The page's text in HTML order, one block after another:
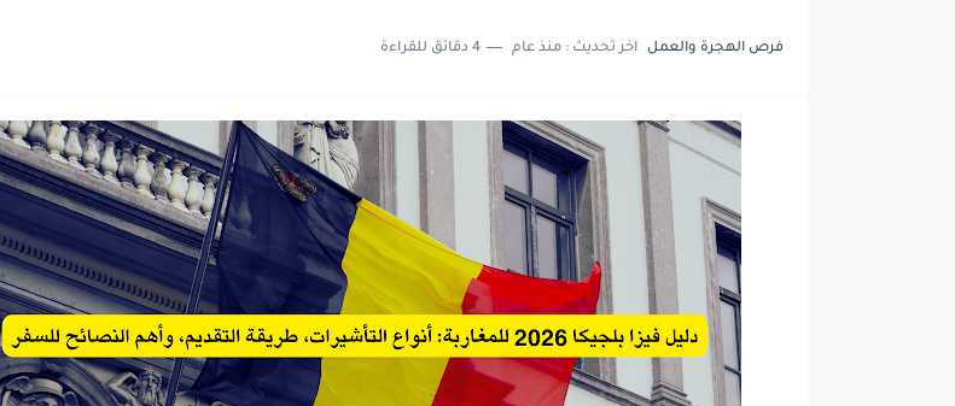
فرص الهجرة والعمل اخر تحديث : منذ عام 4 دقائق للقراءة